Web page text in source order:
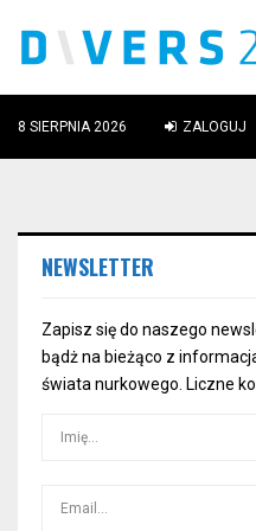
8 SIERPNIA 2026 ZALOGUJ
NEWSLETTER
Zapisz się do naszego
bądż na bieżąco z
świata nurkowego. Liczne